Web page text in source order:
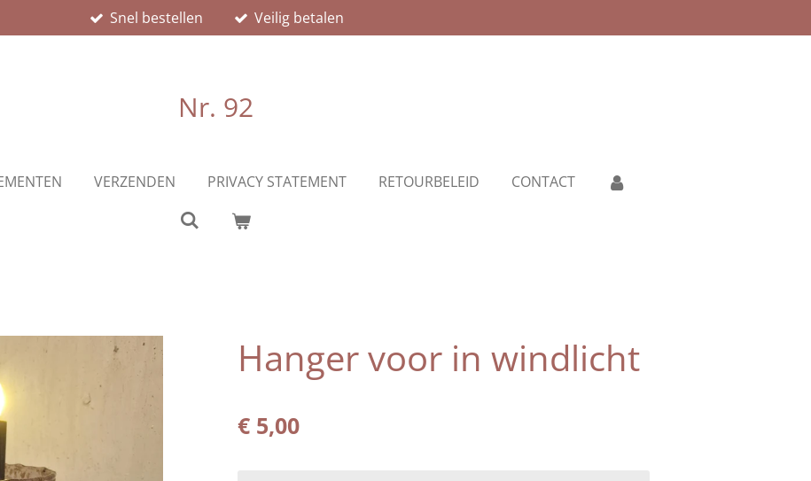
Snel bestellen Veilig betalen
Nr. 92
VERZENDEN PRIVACY STATEMENT RETOURBELEID CONTACT
Hanger voor in windlicht
€ 5,00